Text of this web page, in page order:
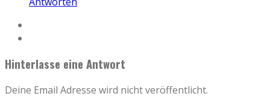
Hinterlasse eine Antwort
Deine Email Adresse wird nicht veröffentlicht.